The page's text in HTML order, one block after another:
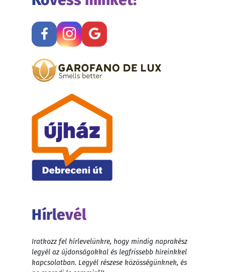
Hírlevél
Iratkozz fel hírlevelünkre, hogy mindig naprakész
legyél az újdonságokkal és legfrissebb híreinkkel
kapcsolatban. Legyél részese közösségünknek, és